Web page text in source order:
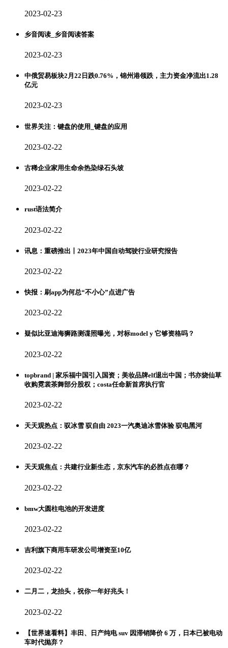
2023-02-23
乡音阅读_乡音阅读答案
2023-02-23
中俄贸易板块2月22日跌0.76%，锦州港领跌，主力资金净流出1.28
亿元
2023-02-23
世界关注：键盘的使用_键盘的应用
2023-02-22
古稀企业家用生命余热染绿石头坡
2023-02-22
rust语法简介
2023-02-22
讯息：重磅推出丨2023年中国自动驾驶行业研究报告
2023-02-22
快报：刷app为何总“不小心”点进广告
2023-02-22
疑似比亚迪海狮路测谍照曝光，对标model y 它够资格吗？
2023-02-22
topbrand | 家乐福中国引入国资；美妆品牌elf退出中国；书亦烧仙草
收购霓裳茶舞部分股权；costa任命新首席执行官
2023-02-22
天天观热点：驭冰雪 驭自由 2023一汽奥迪冰雪体验 驭电黑河
2023-02-22
天天观焦点：共建行业新生态，京东汽车的必胜点在哪？
2023-02-22
bmw大圆柱电池的开发进度
2023-02-22
吉利旗下商用车研发公司增资至10亿
2023-02-22
二月二，龙抬头，祝你一年好兆头！
2023-02-22
【世界速看料】丰田、日产纯电 suv 因滞销降价 6 万，日本已被电动
车时代抛弃？